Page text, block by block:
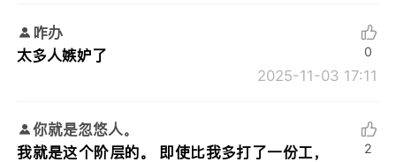
咋办
太多人嫉妒了
2025-11-03 17:11
0
你就是忽悠人。
我就是这个阶层的。 即使比我多打了一份工，
2